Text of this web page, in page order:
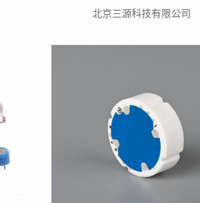
北京三源科技有限公司